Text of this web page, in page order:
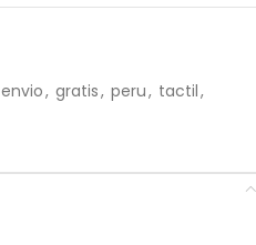
envio, gratis, peru, tactil,